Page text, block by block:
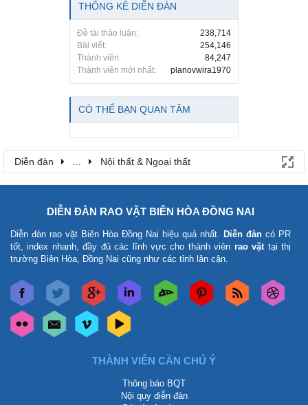
THỐNG KÊ DIỄN ĐÀN
Đề tài thảo luận:
238,714
Bài viết:
254,146
Thành viên:
84,247
Thành viên mới nhất:
planovwira1970
CÓ THỂ BẠN QUAN TÂM
Diễn đàn Nội thất & Ngoại thất
DIỄN ĐÀN RAO VẶT BIÊN HÒA ĐỒNG NAI
Diễn đàn rao vặt Biên Hòa Đồng Nai hiệu quả nhất. Diễn đàn có PR
tốt, index nhanh, đầy đủ các lĩnh vực cho thành viên rao vặt tại thị
trường Biên Hòa, Đồng Nai cũng như các tỉnh lân cận.
THÀNH VIÊN CẦN CHÚ Ý
Thông báo BQT
Nội quy diễn đàn